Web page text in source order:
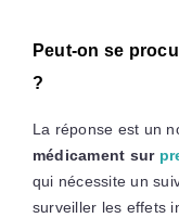
Peut-on se
?
La réponse est un
médicament sur
qui nécessite un
surveiller les effets